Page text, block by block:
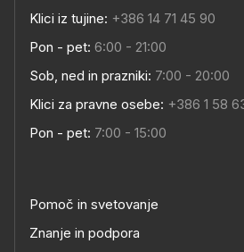
Klici iz tujine: +386 14 71 45 90
Pon - pet: 6:00 - 21:00
Sob, ned in prazniki: 7:00 - 20:00
Klici za pravne osebe: +386 1 58
Pon - pet: 7:00 - 15:00
Pomoč in svetovanje
Znanje in podpora